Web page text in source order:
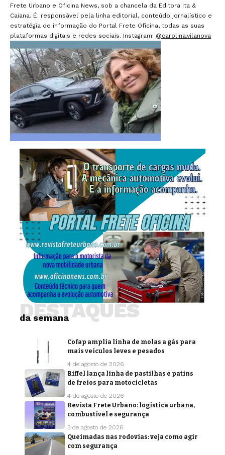
Frete Urbano e Oficina News, sob a chancela da Editora Ita &
Caiana. É responsável pela linha editorial, conteúdo jornalístico e
estratégia de informação do Portal Frete Oficina, todas as suas
plataformas digitais e redes sociais. Instagram: @carolina.vilanova
da semana
DESTAQUES
Cofap amplia linha de molas a gás para
mais veículos leves e pesados
4 de agosto de 2026
Riffel lança linha de pastilhas e patins
de freios para motocicletas
4 de agosto de 2026
Revista Frete Urbano: logística urbana,
combustível e segurança
3 de agosto de 2026
Queimadas nas rodovias: veja como agir
com segurança